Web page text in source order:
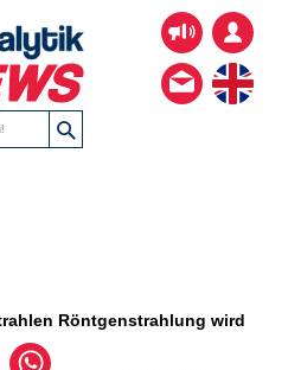
Röntgenstrahlung wird